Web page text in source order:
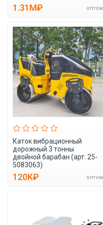
1.31M₽ оптом
Каток вибрационный
дорожный 3 тонны
двойной барабан (арт. 25-
5083063)
120K₽ оптом